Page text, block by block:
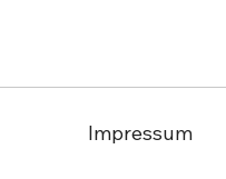
Impressum